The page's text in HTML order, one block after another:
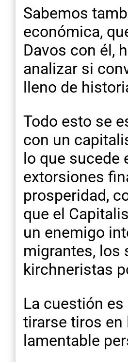
Sabemos
económica,
Davos con él,
analizar si
lleno de
Todo esto se
con un
lo que sucede
extorsiones
prosperidad,
que el
un enemigo
migrantes, los
kirchneristas
La cuestión
tirarse tiros en
lamentable